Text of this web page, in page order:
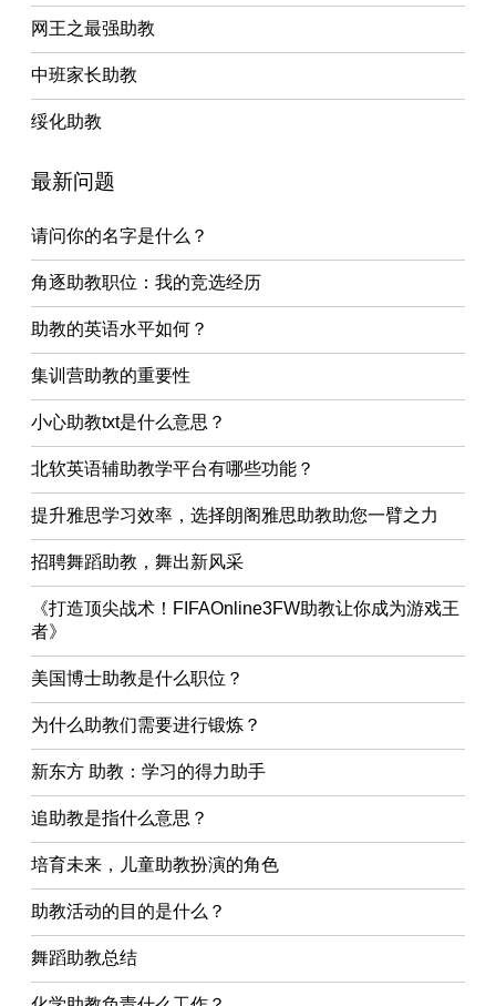
网王之最强助教
中班家长助教
绥化助教
最新问题
请问你的名字是什么？
角逐助教职位：我的竞选经历
助教的英语水平如何？
集训营助教的重要性
小心助教txt是什么意思？
北软英语辅助教学平台有哪些功能？
提升雅思学习效率，选择朗阁雅思助教助您一臂之力
招聘舞蹈助教，舞出新风采
《打造顶尖战术！FIFAOnline3FW助教让你成为游戏王
者》
美国博士助教是什么职位？
为什么助教们需要进行锻炼？
新东方 助教：学习的得力助手
追助教是指什么意思？
培育未来，儿童助教扮演的角色
助教活动的目的是什么？
舞蹈助教总结